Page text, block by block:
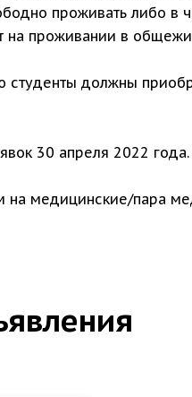
проживать либо в
на проживании в
должны
30 апреля 2022 года.
на медицинские/пара